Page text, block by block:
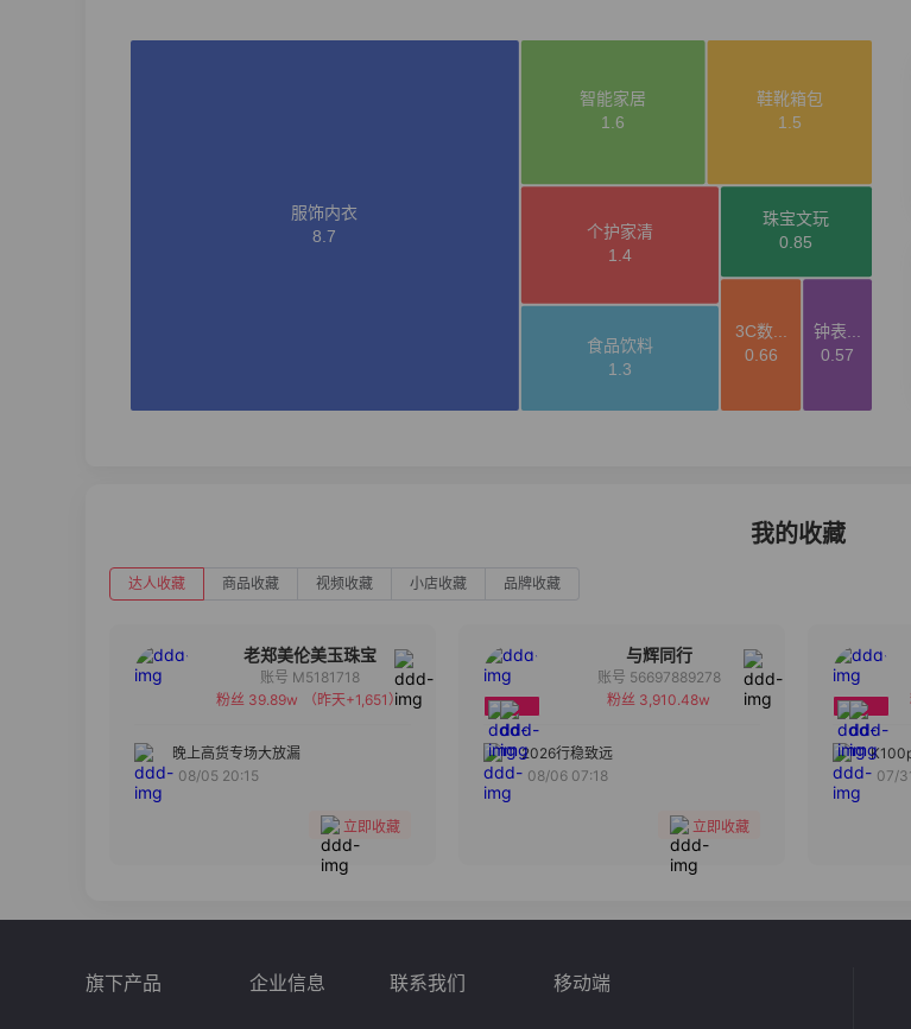
我的收藏
达人收藏 商品收藏 视频收藏 小店收藏 品牌收藏
老郑美伦美玉珠宝
备注
分组
账号 M5181718
粉丝 39.89w
（昨天+1,651）
晚上高货专场大放漏
08/05 20:15
立即收藏
与辉同行
备注
账号 56697889278
粉丝 3,910.48w
2026行稳致远
08/06 07:18
立即收藏
07/
旗下产品 企业信息 联系我们 移动端